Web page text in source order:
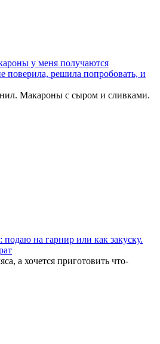
у меня получаются
поверила, решила попробовать, и
Макароны с сыром и сливками.
подаю на гарнир или как закуску.
а хочется приготовить что-